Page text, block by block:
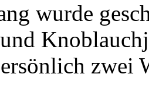
wurde
zwei